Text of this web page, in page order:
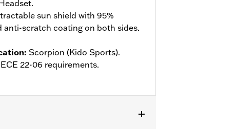
sun shield with 95%
anti-scratch coating on both sides.
: Scorpion (Kido Sports).
22-06 requirements.